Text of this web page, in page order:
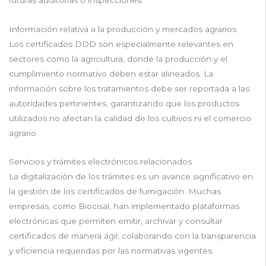
Información relativa a la producción y mercados agrarios
Los certificados DDD son especialmente relevantes en
sectores como la agricultura, donde la producción y el
cumplimiento normativo deben estar alineados. La
información sobre los tratamientos debe ser reportada a las
autoridades pertinentes, garantizando que los productos
utilizados no afectan la calidad de los cultivos ni el comercio
agrario.
Servicios y trámites electrónicos relacionados
La digitalización de los trámites es un avance significativo en
la gestión de los certificados de fumigación. Muchas
empresas, como Biocisal, han implementado plataformas
electrónicas que permiten emitir, archivar y consultar
certificados de manera ágil, colaborando con la transparencia
y eficiencia requeridas por las normativas vigentes.